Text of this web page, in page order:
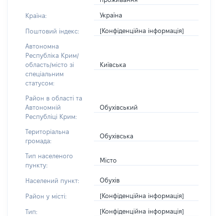
Країна: Україна
Поштовий індекс: [Конфіденційна інформація]
Автономна
Республіка Крим/
область/місто зі
спеціальним
статусом:
Київська
Район в області та
Автономній
Республіці Крим:
Обухівський
Територіальна
громада:
Обухівська
Тип населеного
пункту:
Місто
Населений пункт: Обухів
Район у місті: [Конфіденційна інформація]
Тип: [Конфіденційна інформація]